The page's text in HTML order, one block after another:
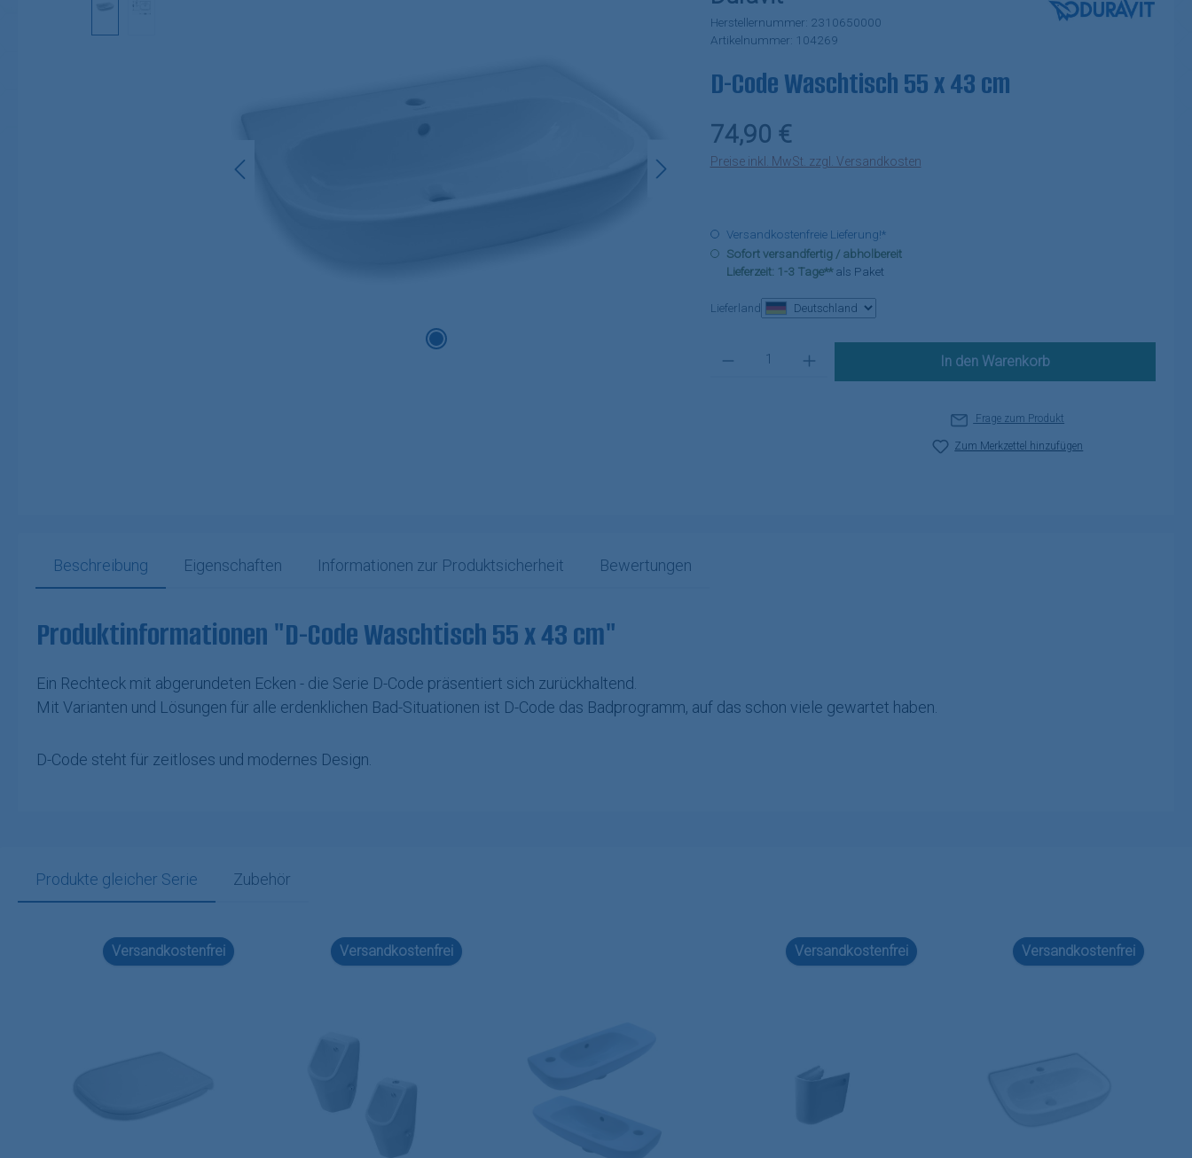
Herstellernummer: 2310650000
Artikelnummer: 104269
D-Code Waschtisch 55 x 43 cm
Regulärer Preis:
74,90 €
Preise inkl. MwSt. zzgl. Versandkosten
Versandkostenfreie Lieferung!*
Sofort versandfertig / abholbereit
Lieferzeit: 1-3 Tage**als Paket
Lieferland
In den Warenkorb
Frage zum Produkt
Zum Merkzettel hinzufügen
Beschreibung Eigenschaften Informationen zur Produktsicherheit Bewertungen
Produktinformationen "D-Code Waschtisch 55 x 43 cm"
Ein Rechteck mit abgerundeten Ecken - die Serie D-Code präsentiert sich zurückhaltend.
Mit Varianten und Lösungen für alle erdenklichen Bad-Situationen ist D-Code das Badprogramm, auf das schon viele gewartet haben.
D-Code steht für zeitloses und modernes Design.
Produkte gleicher Serie Zubehör
Produktgalerie überspringen
Versandkostenfrei Versandkostenfrei Versandkostenfrei Versandkostenfrei